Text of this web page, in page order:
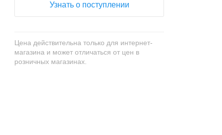
Узнать о поступлении
Цена действительна только для интернет-
магазина и может отличаться от цен в
розничных магазинах.